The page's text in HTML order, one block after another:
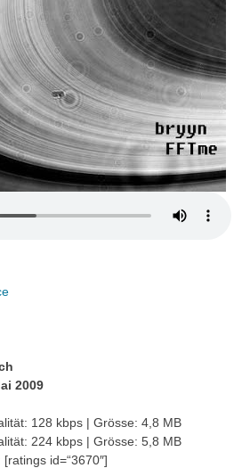
2009
128 kbps | Grösse: 4,8 MB
224 kbps | Grösse: 5,8 MB
id=“3670″]